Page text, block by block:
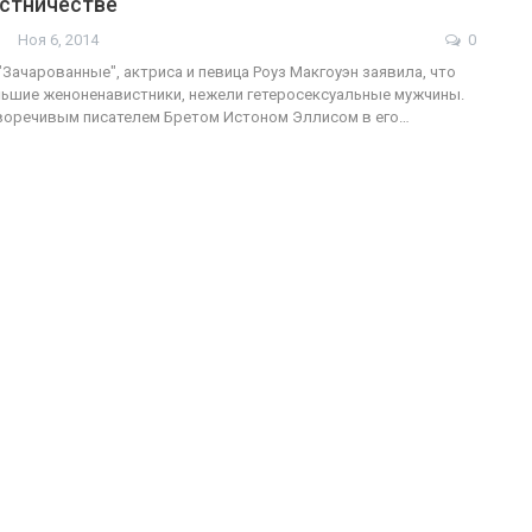
Ноя 6, 2014
0
актриса и певица Роуз Макгоуэн заявила, что
женоненавистники, нежели гетеросексуальные мужчины.
писателем Бретом Истоном Эллисом в его…
ФОТО
В